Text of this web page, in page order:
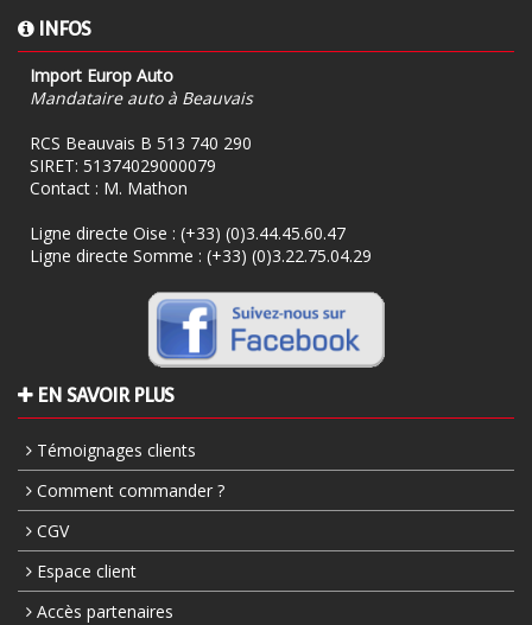
INFOS
Import Europ Auto
Mandataire auto à Beauvais
RCS Beauvais B 513 740 290
SIRET: 51374029000079
Contact : M. Mathon
Ligne directe Oise : (+33) (0)3.44.45.60.47
Ligne directe Somme : (+33) (0)3.22.75.04.29
EN SAVOIR PLUS
Témoignages clients
Comment commander ?
CGV
Espace client
Accès partenaires